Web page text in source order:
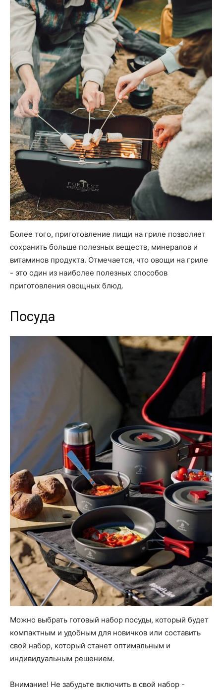
Более того, приготовление пищи на гриле позволяет
сохранить больше полезных веществ, минералов и
витаминов продукта. Отмечается, что овощи на гриле
- это один из наиболее полезных способов
приготовления овощных блюд.
Посуда
Можно выбрать готовый набор посуды, который будет
компактным и удобным для новичков или составить
свой набор, который станет оптимальным и
индивидуальным решением.
Внимание! Не забудьте включить в свой набор -